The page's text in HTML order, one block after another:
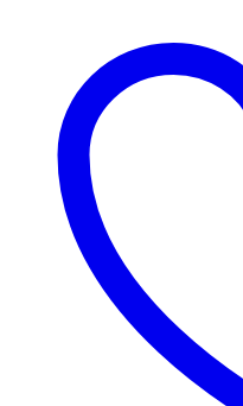
επιλογής